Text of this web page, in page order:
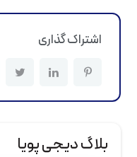
اشتراک گذاری
بلاگ دیجی پویا